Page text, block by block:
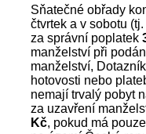
Sňatečné obřady
čtvrtek a v sobotu
za správní poplatek
manželství při
manželství,
hotovosti nebo
nemají trvalý pobyt
za uzavření
Kč, pokud má